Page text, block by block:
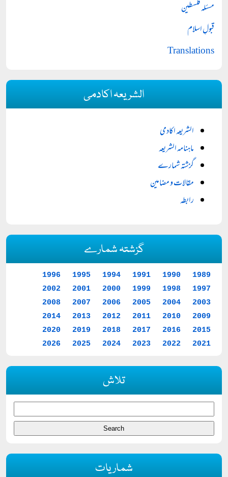
مسئلہ فلسطین
قبولِ اسلام
Translations
الشریعہ اکادمی
الشریعہ اکادمی
ماہنامہ الشریعہ
گزشتہ شمارے
مقالات و مضامین
رابطہ
گزشتہ شمارے
1989
1990
1991
1994
1995
1996
1997
1998
1999
2000
2001
2002
2003
2004
2005
2006
2007
2008
2009
2010
2011
2012
2013
2014
2015
2016
2017
2018
2019
2020
2021
2022
2023
2024
2025
2026
تلاش
شماریات